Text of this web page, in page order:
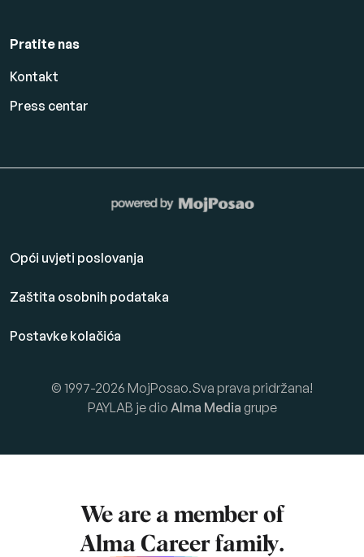
Pratite nas
Kontakt
Press centar
Opći uvjeti poslovanja
Zaštita osobnih podataka
Postavke kolačića
© 1997-2026 MojPosao.Sva prava pridržana!
PAYLAB je dio Alma Media grupe
We are a member of
Alma Career family.